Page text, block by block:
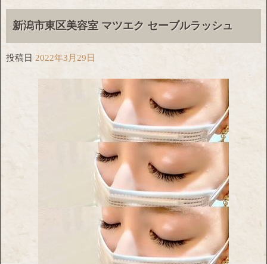
新潟市東区美容室 マツエク セーブルラッシュ
投稿日 2022年3月29日